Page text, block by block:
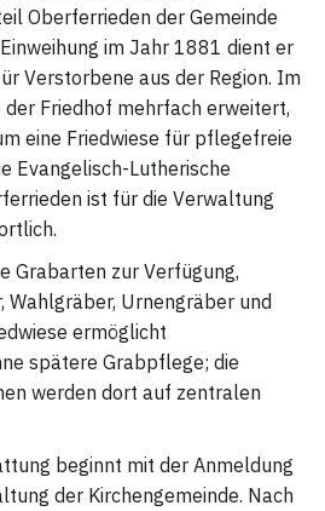
Oberferrieden der Gemeinde
im Jahr 1881 dient er
Verstorbene aus der Region. Im
Friedhof mehrfach erweitert,
eine Friedwiese für pflegefreie
Evangelisch-Lutherische
ist für die Verwaltung
Grabarten zur Verfügung,
Wahlgräber, Urnengräber und
ermöglicht
spätere Grabpflege; die
werden dort auf zentralen
beginnt mit der Anmeldung
der Kirchengemeinde. Nach